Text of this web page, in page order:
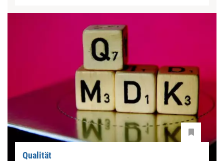
Qualität